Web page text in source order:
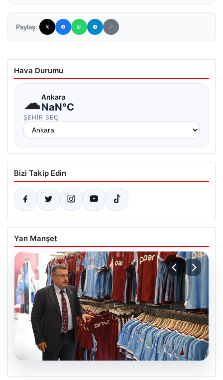
Paylaş:
Hava Durumu
☁Ankara
NaN°C
ŞEHIR SEÇ
Bizi Takip Edin
Yan Manşet
06.08.2026